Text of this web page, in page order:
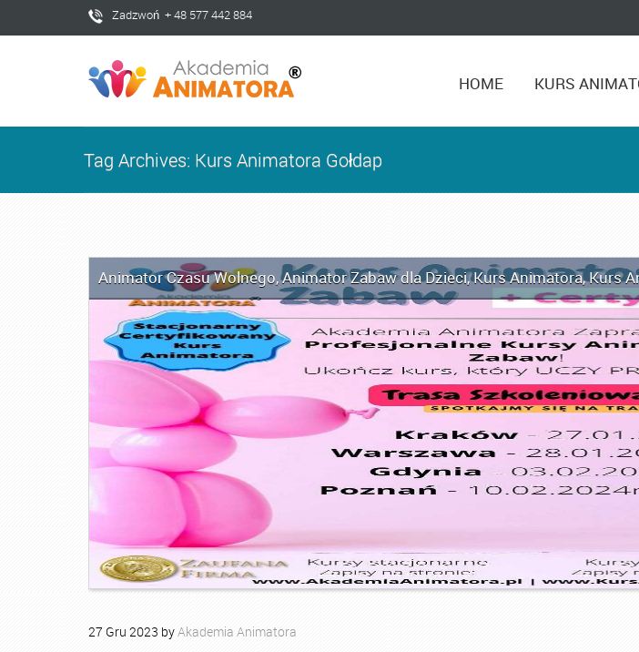
Zadzwoń + 48 577 442 884
HOME KURS
Tag Archives: Kurs Animatora Gołdap
Animator Czasu Wolnego,Animator Zabaw dla Dzieci,Kurs Animatora,Kurs
27 Gru 2023 byAkademia Animatora